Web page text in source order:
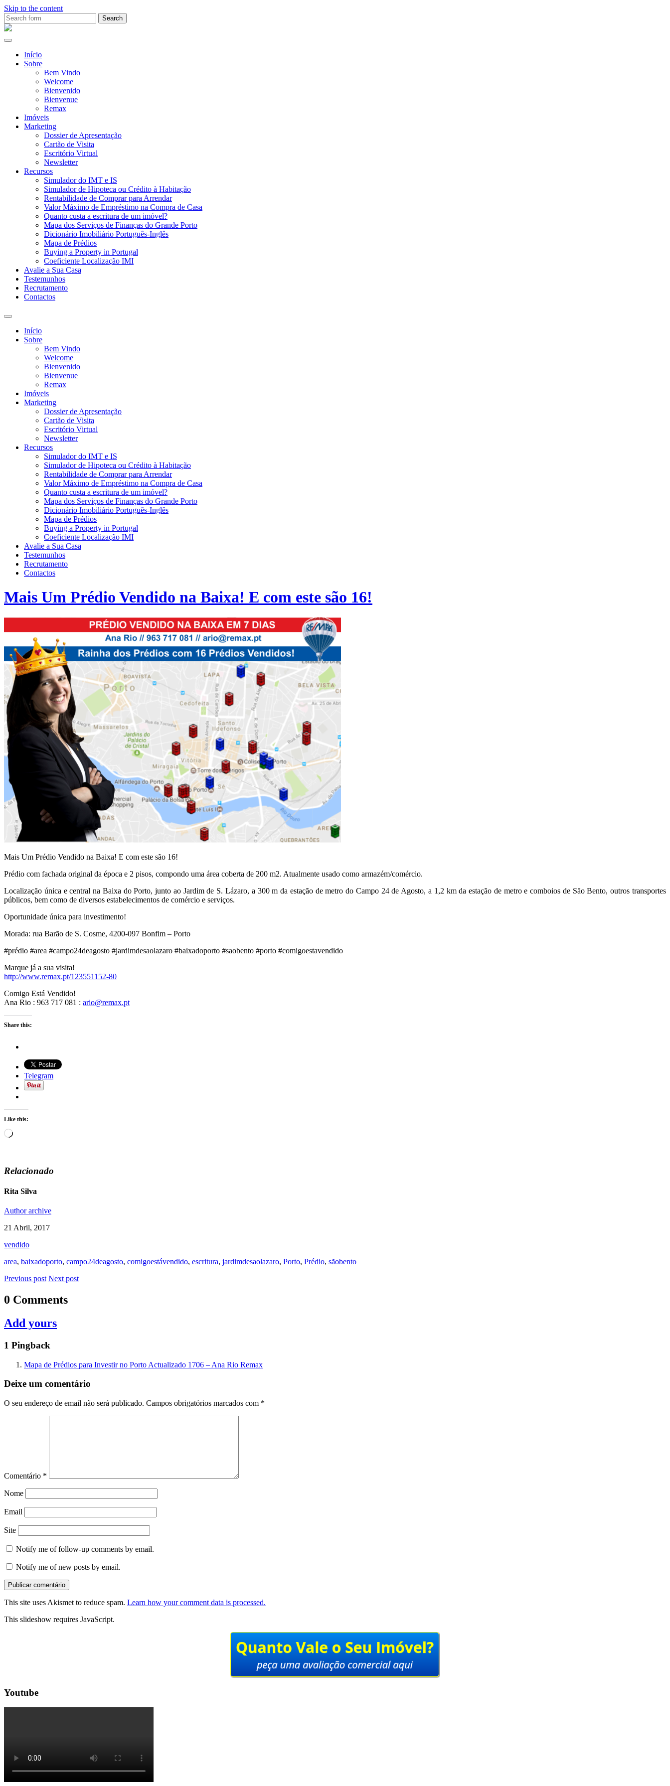
Skip to the content
Search
for:Ana
Início
Sobre
Bem Vindo
Welcome
Bienvenido
Bienvenue
Remax
Imóveis
Marketing
Dossier de Apresentação
Cartão de Visita
Escritório Virtual
Newsletter
Recursos
Simulador do IMT e IS
Simulador de Hipoteca ou Crédito à Habitação
Rentabilidade de Comprar para Arrendar
Valor Máximo de Empréstimo na Compra de Casa
Quanto custa a escritura de um imóvel?
Mapa dos Serviços de Finanças do Grande Porto
Dicionário Imobiliário Português-Inglês
Mapa de Prédios
Buying a Property in Portugal
Coeficiente Localização IMI
Avalie a Sua Casa
Testemunhos
Recrutamento
Contactos
Toggle
search
field
Início
Sobre
Bem Vindo
Welcome
Bienvenido
Bienvenue
Remax
Imóveis
Marketing
Dossier de Apresentação
Cartão de Visita
Escritório Virtual
Newsletter
Recursos
Simulador do IMT e IS
Simulador de Hipoteca ou Crédito à Habitação
Rentabilidade de Comprar para Arrendar
Valor Máximo de Empréstimo na Compra de Casa
Quanto custa a escritura de um imóvel?
Mapa dos Serviços de Finanças do Grande Porto
Dicionário Imobiliário Português-Inglês
Mapa de Prédios
Buying a Property in Portugal
Coeficiente Localização IMI
Avalie a Sua Casa
Testemunhos
Recrutamento
Contactos
Mais Um Prédio Vendido na Baixa! E com este são 16!
Mais Um Prédio Vendido na Baixa! E com este são 16!
Prédio com fachada original da época e 2 pisos, compondo uma área coberta de 200 m2. Atualmente usado como armazém/comércio.
Localização única e central na Baixa do Porto, junto ao Jardim de S. Lázaro, a 300 m da estação de metro do Campo 24 de Agosto, a 1,2 km da estação de metro e comboios de São Bento, outros transportes
públicos, bem como de diversos estabelecimentos de comércio e serviços.
Oportunidade única para investimento!
Morada: rua Barão de S. Cosme, 4200-097 Bonfim – Porto
#prédio #area #campo24deagosto #jardimdesaolazaro #baixadoporto #saobento #porto #comigoestavendido
Marque já a sua visita!
http://www.remax.pt/123551152-80
Comigo Está Vendido!
Ana Rio : 963 717 081 : ario@remax.pt
Share this:
Telegram
Like this:
Loading…
Relacionado
Rita Silva
Author archive
21 Abril, 2017
vendido
area, baixadoporto, campo24deagosto, comigoestávendido, escritura, jardimdesaolazaro, Porto, Prédio, sãobento
Previous post Next post
0 Comments
Add yours
1 Pingback
Mapa de Prédios para Investir no Porto Actualizado 1706 – Ana Rio Remax
Deixe um comentário
O seu endereço de email não será publicado. Campos obrigatórios marcados com *
Comentário *
Nome
Email
Site
Notify me of follow-up comments by email.
Notify me of new posts by email.
This site uses Akismet to reduce spam. Learn how your comment data is processed.
This slideshow requires JavaScript.
Youtube